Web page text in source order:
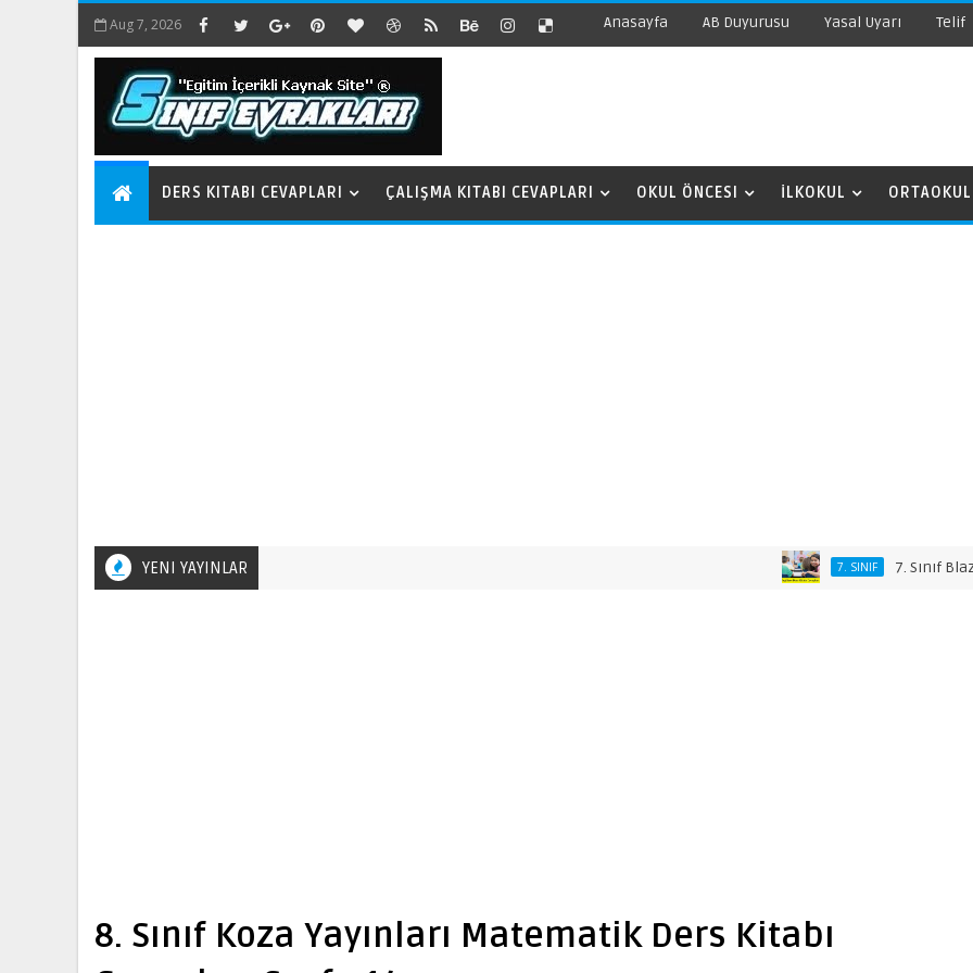
Aug 7, 2026 Anasayfa AB Duyurusu Yasal Uyarı Telif
DERS KITABI CEVAPLARI ÇALIŞMA KITABI CEVAPLARI OKUL ÖNCESI İLKOKUL ORTAOKUL
YENI YAYINLAR 7. SINIF 7. Sınıf Blaze 2
8. Sınıf Koza Yayınları Matematik Ders Kitabı